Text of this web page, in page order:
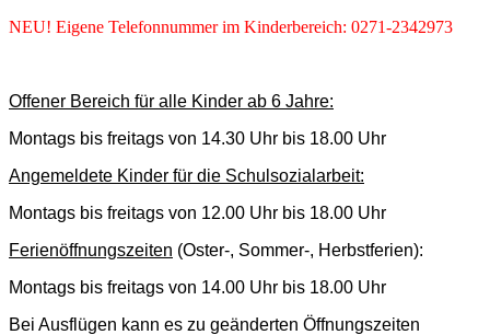
NEU! Eigene Telefonnummer im Kinderbereich: 0271-2342973
Offener Bereich für alle Kinder ab 6 Jahre:
Montags bis freitags von 14.30 Uhr bis 18.00 Uhr
Angemeldete Kinder für die Schulsozialarbeit:
Montags bis freitags von 12.00 Uhr bis 18.00 Uhr
Ferienöffnungszeiten (Oster-, Sommer-, Herbstferien):
Montags bis freitags von 14.00 Uhr bis 18.00 Uhr
Bei Ausflügen kann es zu geänderten Öffnungszeiten